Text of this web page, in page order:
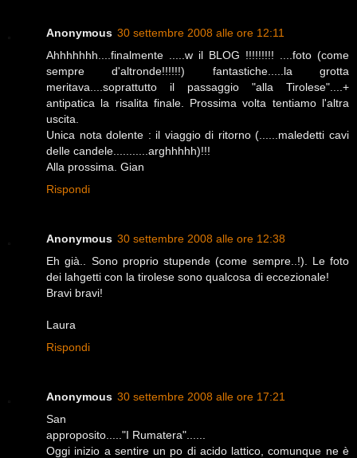
Anonymous 30 settembre 2008 alle ore 12:11
Ahhhhhhh....finalmente .....w il BLOG !!!!!!!!! ....foto (come
sempre d'altronde!!!!!!) fantastiche.....la grotta
meritava....soprattutto il passaggio "alla Tirolese"....+
antipatica la risalita finale. Prossima volta tentiamo l'altra
uscita.
Unica nota dolente : il viaggio di ritorno (......maledetti cavi
delle candele...........arghhhhh)!!!
Alla prossima. Gian
Rispondi
Anonymous 30 settembre 2008 alle ore 12:38
Eh già.. Sono proprio stupende (come sempre..!). Le foto
dei lahgetti con la tirolese sono qualcosa di eccezionale!
Bravi bravi!
Laura
Rispondi
Anonymous 30 settembre 2008 alle ore 17:21
San
approposito....."I Rumatera"......
Oggi inizio a sentire un po di acido lattico, comunque ne è